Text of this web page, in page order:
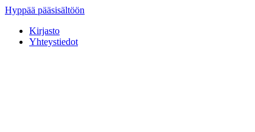
Hyppää pääsisältöön
Kirjasto
Yhteystiedot